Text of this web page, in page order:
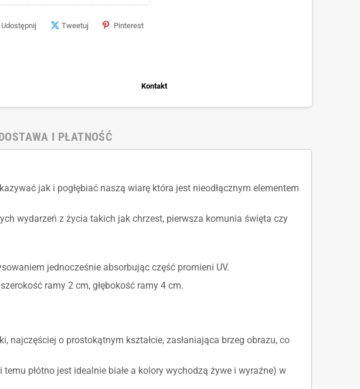
Udostępnij Tweetuj Pinterest
Kontakt
I PŁATNOŚĆ
jak i pogłębiać naszą wiarę która jest nieodłącznym elementem
wydarzeń z życia takich jak chrzest, pierwsza komunia święta czy
jednocześnie absorbując część promieni UV.
ramy 2 cm, głębokość ramy 4 cm.
najczęściej o prostokątnym kształcie, zasłaniająca brzeg obrazu, co
płótno jest idealnie białe a kolory wychodzą żywe i wyraźne) w